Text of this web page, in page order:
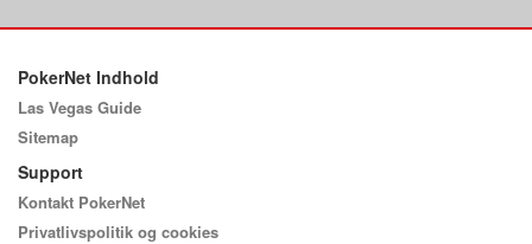
PokerNet Indhold
Las Vegas Guide
Sitemap
Support
Kontakt PokerNet
Privatlivspolitik og cookies